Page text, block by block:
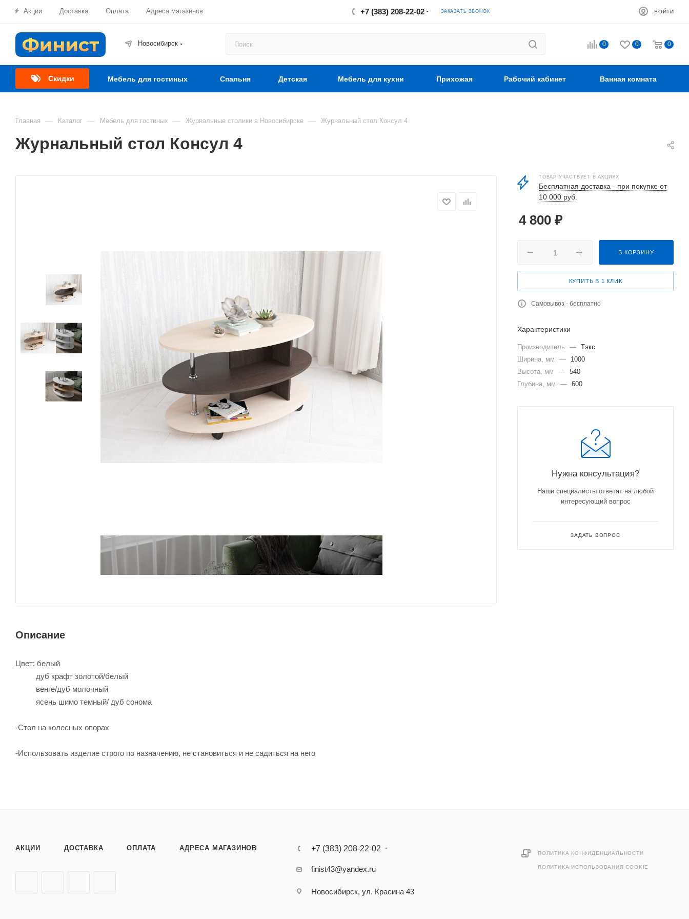
Акции Доставка Оплата Адреса магазинов +7 (383) 208-22-02 ЗАКАЗАТЬ ЗВОНОК ВОЙТИ
Новосибирск 0 0 0
Скидки Мебель для гостиных Спальня Детская Мебель для кухни Прихожая Рабочий кабинет Ванная комната
Главная — Каталог — Мебель для гостиных — Журнальные столики в Новосибирске — Журнальный стол Консул 4
Журнальный стол Консул 4
Описание
Цвет: белый
дуб крафт золотой/белый
венге/дуб молочный
ясень шимо темный/ дуб сонома
-Стол на колесных опорах
-Использовать изделие строго по назначению, не становиться и не садиться на него
ТОВАР УЧАСТВУЕТ В АКЦИЯХ
Бесплатная доставка - при покупке от
10 000 руб.
4 800 ₽
В КОРЗИНУ
КУПИТЬ В 1 КЛИК
Самовывоз - бесплатно
Характеристики
Производитель — Тэкс
Ширина, мм
—
1000
Высота, мм
— 540
Глубина, мм
— 600
Нужна консультация?
Наши специалисты ответят на любой
интересующий вопрос
ЗАДАТЬ ВОПРОС
АКЦИИ ДОСТАВКА ОПЛАТА АДРЕСА МАГАЗИНОВ +7 (383) 208-22-02
finist43@yandex.ru
Новосибирск, ул. Красина 43
ПОЛИТИКА КОНФИДЕНЦИАЛЬНОСТИ
ПОЛИТИКА ИСПОЛЬЗОВАНИЯ COOKIE